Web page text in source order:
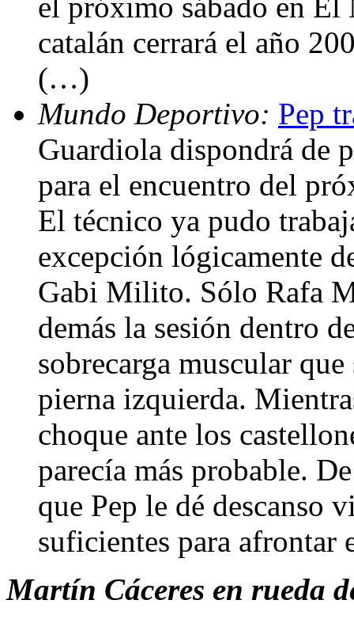
catalán cerrará el año
(…)
Mundo Deportivo: Pep
Guardiola dispondrá de
para el encuentro del
El técnico ya pudo
excepción lógicamente
Gabi Milito. Sólo Rafa
demás la sesión dentro
sobrecarga muscular
pierna izquierda.
choque ante los
parecía más probable.
que Pep le dé descanso
suficientes para
Martín Cáceres en rueda